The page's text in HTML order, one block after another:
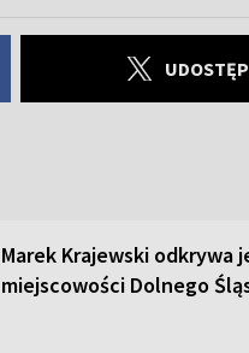
Marek Krajewski odkrywa
miejscowości Dolnego